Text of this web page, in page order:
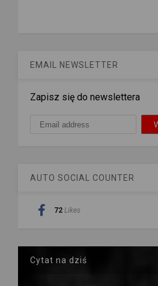
EMAIL NEWSLETTER
Zapisz się do newslettera
AUTO SOCIAL COUNTER
72 Likes
Cytat na dziś